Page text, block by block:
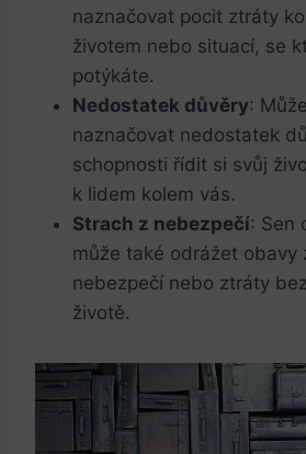
naznačovat pocit ztráty
životem nebo situací, se
potýkáte.
Nedostatek důvěry:
naznačovat⁤ nedostatek
schopnosti řídit ‍si svůj
k lidem kolem​ vás.
Strach z ​nebezpečí: ​Sen
může také odrážet obavy
⁤nebezpečí nebo ztráty
životě.